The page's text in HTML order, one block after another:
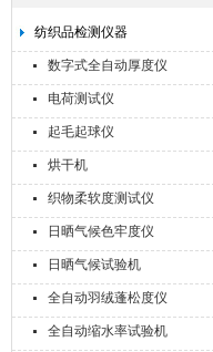
纺织品检测仪器
数字式全自动厚度仪
电荷测试仪
起毛起球仪
烘干机
织物柔软度测试仪
日晒气候色牢度仪
日晒气候试验机
全自动羽绒蓬松度仪
全自动缩水率试验机